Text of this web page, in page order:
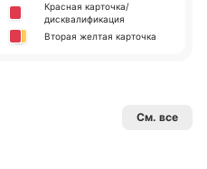
Красная карточка/
дисквалификация
Вторая желтая карточка
См. все